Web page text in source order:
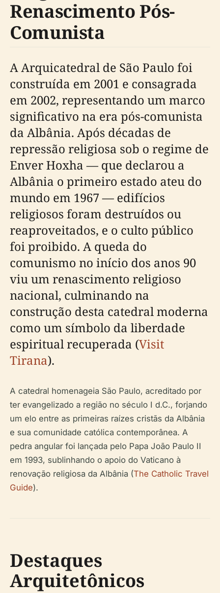
Renascimento Pós-
Comunista
A Arquicatedral de São Paulo foi
construída em 2001 e consagrada
em 2002, representando um marco
significativo na era pós-comunista
da Albânia. Após décadas de
repressão religiosa sob o regime de
Enver Hoxha — que declarou a
Albânia o primeiro estado ateu do
mundo em 1967 — edifícios
religiosos foram destruídos ou
reaproveitados, e o culto público
foi proibido. A queda do
comunismo no início dos anos 90
viu um renascimento religioso
nacional, culminando na
construção desta catedral moderna
como um símbolo da liberdade
espiritual recuperada (Visit
Tirana).
A catedral homenageia São Paulo, acreditado por
ter evangelizado a região no século I d.C., forjando
um elo entre as primeiras raízes cristãs da Albânia
e sua comunidade católica contemporânea. A
pedra angular foi lançada pelo Papa João Paulo II
em 1993, sublinhando o apoio do Vaticano à
renovação religiosa da Albânia (The Catholic Travel
Guide).
Destaques
Arquitetônicos